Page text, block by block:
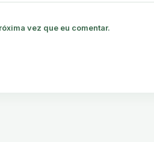
vez que eu comentar.